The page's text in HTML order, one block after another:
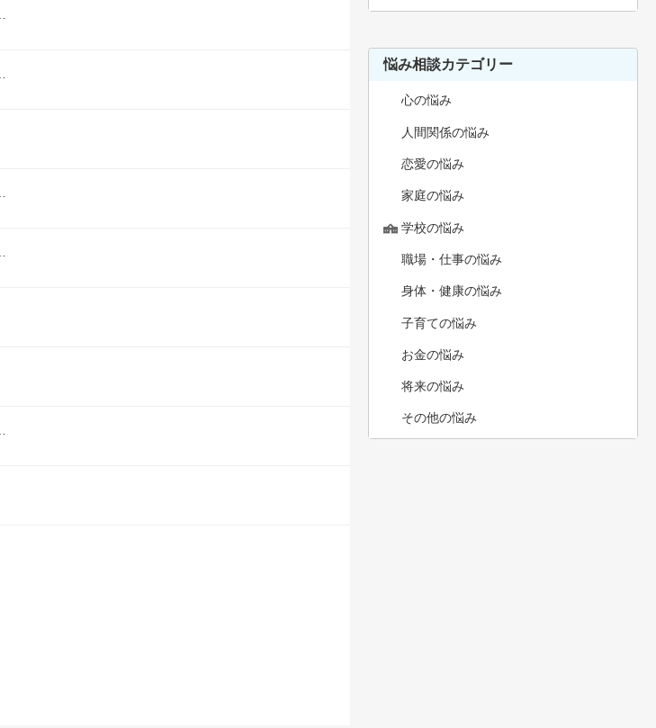
悩み相談カテゴリー
心の悩み
人間関係の悩み
恋愛の悩み
家庭の悩み
学校の悩み
職場・仕事の悩み
身体・健康の悩み
子育ての悩み
お金の悩み
将来の悩み
その他の悩み